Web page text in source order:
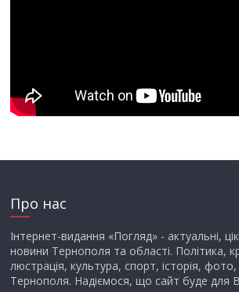
Про нас
Інтернет-видання «Погляд» - актуальні,
новини Тернополя та області. Політика,
люстрація, культура, спорт, історія,
Тернополя. Надіємося, що сайт буде для